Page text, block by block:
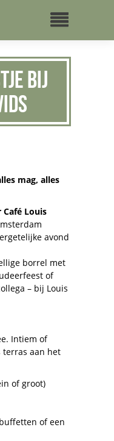
bij
mag, alles
Café Louis
avond
borrel met
of
– bij Louis
Intiem of
aan het
of groot)
of een